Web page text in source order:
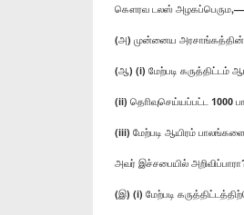
கௌரவ டலஸ் அழகப்பெரும,—
(அ) முன்னைய அரசாங்கத்தின்
(ஆ) (i) மேற்படி கருத்திட்டம்
(ii) தொிவுசெய்யப்பட்ட 1000
(iii) மேற்படி ஆயிரம்
அவர் இச்சபையில்
(இ) (i) மேற்படி